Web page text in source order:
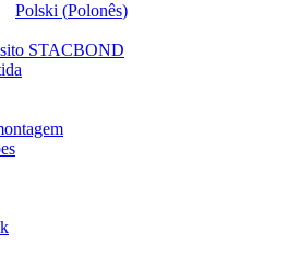
Polski (Polonês)
STACBOND